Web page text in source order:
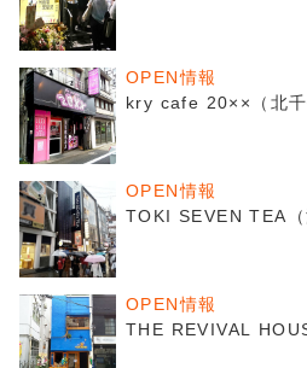
OPEN情報
kry cafe 20××（北千
OPEN情報
TOKI SEVEN TEA
OPEN情報
THE REVIVAL